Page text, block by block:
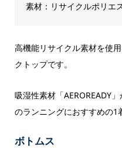
素材：リサイクルポリエ
高機能リサイクル素材を使
クトップです。
吸湿性素材「AEROREADY
のランニングにおすすめの1
ボトムス